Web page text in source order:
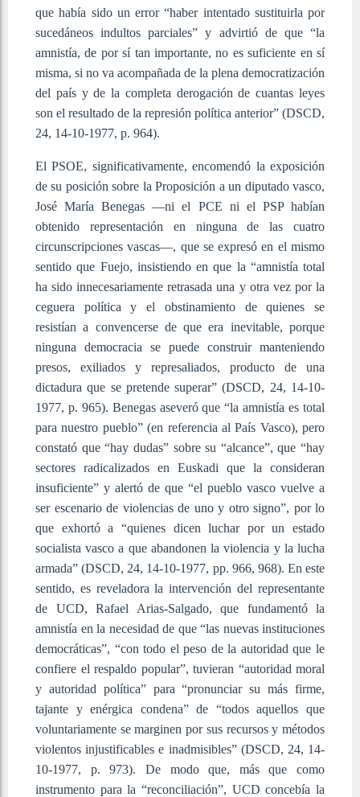
que había sido un error “haber intentado sustituirla por
sucedáneos indultos parciales” y advirtió de que “la
amnistía, de por sí tan importante, no es suficiente en sí
misma, si no va acompañada de la plena democratización
del país y de la completa derogación de cuantas leyes
son el resultado de la represión política anterior” (DSCD,
24, 14-10-1977, p. 964).
El PSOE, significativamente, encomendó la exposición
de su posición sobre la Proposición a un diputado vasco,
José María Benegas —ni el PCE ni el PSP habían
obtenido representación en ninguna de las cuatro
circunscripciones vascas—, que se expresó en el mismo
sentido que Fuejo, insistiendo en que la “amnistía total
ha sido innecesariamente retrasada una y otra vez por la
ceguera política y el obstinamiento de quienes se
resistían a convencerse de que era inevitable, porque
ninguna democracia se puede construir manteniendo
presos, exiliados y represaliados, producto de una
dictadura que se pretende superar” (DSCD, 24, 14-10-
1977, p. 965). Benegas aseveró que “la amnistía es total
para nuestro pueblo” (en referencia al País Vasco), pero
constató que “hay dudas” sobre su “alcance”, que “hay
sectores radicalizados en Euskadi que la consideran
insuficiente” y alertó de que “el pueblo vasco vuelve a
ser escenario de violencias de uno y otro signo”, por lo
que exhortó a “quienes dicen luchar por un estado
socialista vasco a que abandonen la violencia y la lucha
armada” (DSCD, 24, 14-10-1977, pp. 966, 968). En este
sentido, es reveladora la intervención del representante
de UCD, Rafael Arias-Salgado, que fundamentó la
amnistía en la necesidad de que “las nuevas instituciones
democráticas”, “con todo el peso de la autoridad que le
confiere el respaldo popular”, tuvieran “autoridad moral
y autoridad política” para “pronunciar su más firme,
tajante y enérgica condena” de “todos aquellos que
voluntariamente se marginen por sus recursos y métodos
violentos injustificables e inadmisibles” (DSCD, 24, 14-
10-1977, p. 973). De modo que, más que como
instrumento para la “reconciliación”, UCD concebía la